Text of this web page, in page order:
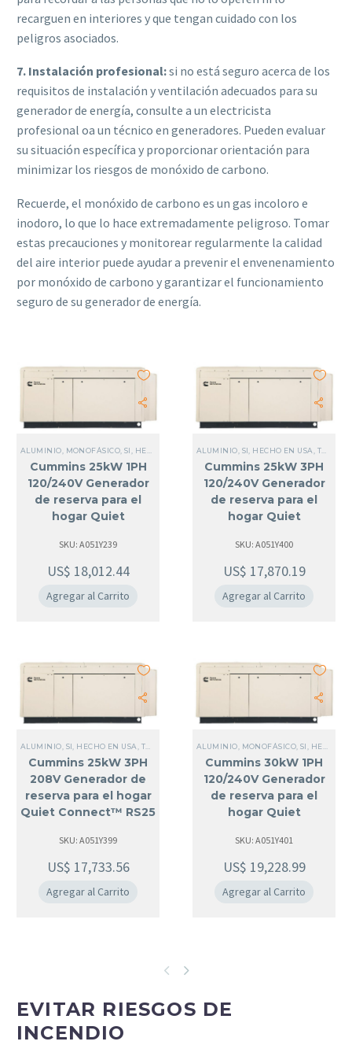
recarguen en interiores y que tengan cuidado con los
peligros asociados.
7. Instalación profesional:si no está seguro acerca de los
requisitos de instalación y ventilación adecuados para su
generador de energía, consulte a un electricista
profesional oa un técnico en generadores. Pueden evaluar
su situación específica y proporcionar orientación para
minimizar los riesgos de monóxido de carbono.
Recuerde, el monóxido de carbono es un gas incoloro e
inodoro, lo que lo hace extremadamente peligroso. Tomar
estas precauciones y monitorear regularmente la calidad
del aire interior puede ayudar a prevenir el envenenamiento
por monóxido de carbono y garantizar el funcionamiento
seguro de su generador de energía.
ALUMINIO, MONOFÁSICO, SI, HECHO EN USA ,USA, TODOS LOS GENERADORES,
Cummins 25kW 1PH
120/240V Generador
de reserva para el
hogar Quiet
120/240V
SKU: A051Y239
US$ 18,012.44
Agregar al Carrito
ALUMINIO, SI, HECHO EN USA, TODOS LOS GENERADORES
Cummins 25kW 3PH
120/240V Generador
de reserva para el
hogar Quiet
120/240V
SKU: A051Y400
US$ 17,870.19
Agregar al Carrito
ALUMINIO SI, HECHO EN USA TODOS LOS GENERADORES ,NFPA 110 LEVEL 1,USA
Cummins 25kW 3PH
208V Generador de
reserva para el hogar
Quiet Connect™ RS25
SKU: A051Y399
US$ 17,733.56
Agregar al Carrito
ALUMINIO MONOFÁSICO SI, HECHO EN USA
Cummins 30kW 1PH
120/240V Generador
de reserva para el
hogar Quiet
120/240V
SKU: A051Y401
US$ 19,228.99
Agregar al Carrito
EVITAR RIESGOS DE
INCENDIO